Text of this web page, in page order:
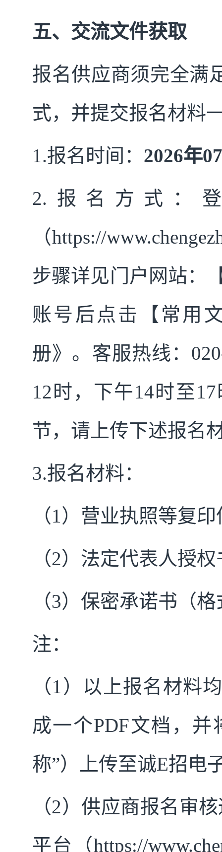
五、交流文件获取
报名供应商须完全满
式，并提交报名材料
1.报名时间： 2026年
2. 报名方式：
（https://
步骤详见门户网站：
账号后点击【常用
册》。客服热线：
12时，下午14时至
节，请上传下述报名
3.报名材料：
（1）营业执照等复
（2）法定代表人授
（3）保密承诺书（
注：
（1）以上报名材料
成一个PDF文档，
称”）上传至诚E招电
（2）供应商报名审
平台（https://